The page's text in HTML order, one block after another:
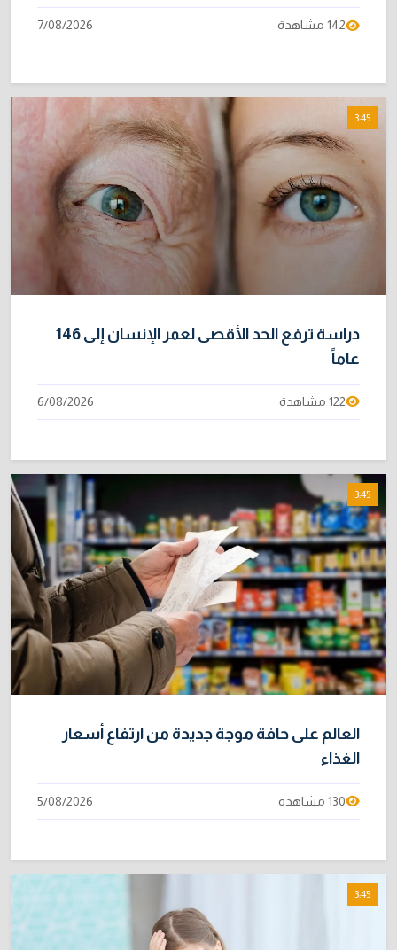
142 مشاهدة 7/08/2026
3:45
دراسة ترفع الحد الأقصى لعمر الإنسان إلى 146
عاماً
122 مشاهدة 6/08/2026
3:45
العالم على حافة موجة جديدة من ارتفاع أسعار
الغذاء
130 مشاهدة 5/08/2026
3:45